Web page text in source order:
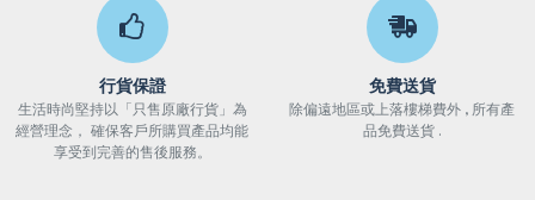
行貨保證
生活時尚堅持以「只售原廠行貨」為
經營理念， 確保客戶所購買產品均能
享受到完善的售後服務。
免費送貨
除偏遠地區或上落樓梯費外 , 所有產
品免費送貨 .